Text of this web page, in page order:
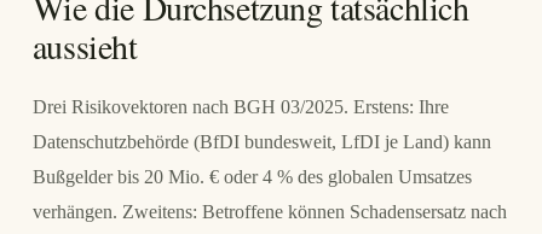
aussieht
Drei Risikovektoren nach BGH 03/2025. Erstens: Ihre
Datenschutzbehörde (BfDI bundesweit, LfDI je Land) kann
Bußgelder bis 20 Mio. € oder 4 % des globalen Umsatzes
verhängen. Zweitens: Betroffene können Schadensersatz nach